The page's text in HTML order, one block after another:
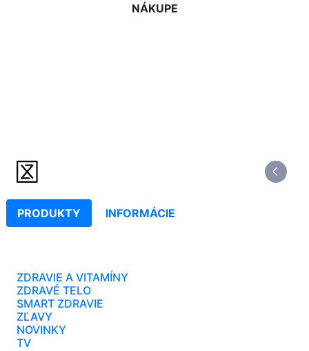
NÁKUPE
PRODUKTY INFORMÁCIE
ZDRAVIE A VITAMÍNY
ZDRAVÉ TELO
SMART ZDRAVIE
ZĽAVY
NOVINKY
TV